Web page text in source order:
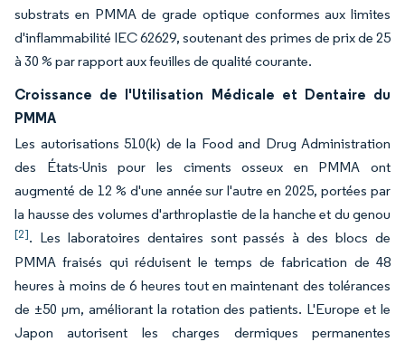
substrats en PMMA de grade optique conformes aux limites
d'inflammabilité IEC 62629, soutenant des primes de prix de 25
à 30 % par rapport aux feuilles de qualité courante.
Croissance de l'Utilisation Médicale et Dentaire du
PMMA
Les autorisations 510(k) de la Food and Drug Administration
des États-Unis pour les ciments osseux en PMMA ont
augmenté de 12 % d'une année sur l'autre en 2025, portées par
la hausse des volumes d'arthroplastie de la hanche et du genou
[2]. Les laboratoires dentaires sont passés à des blocs de
PMMA fraisés qui réduisent le temps de fabrication de 48
heures à moins de 6 heures tout en maintenant des tolérances
de ±50 µm, améliorant la rotation des patients. L'Europe et le
Japon autorisent les charges dermiques permanentes